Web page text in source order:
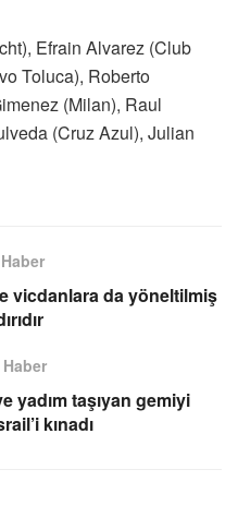
Efrain Alvarez (Club
Toluca), Roberto
(Milan), Raul
(Cruz Azul), Julian
vicdanlara da yöneltilmiş
yadım taşıyan gemiyi
kınadı